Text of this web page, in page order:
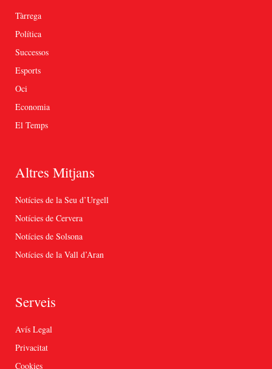
Tàrrega
Política
Successos
Esports
Oci
Economia
El Temps
Altres Mitjans
Notícies de la Seu d’Urgell
Notícies de Cervera
Notícies de Solsona
Notícies de la Vall d’Aran
Serveis
Avís Legal
Privacitat
Cookies